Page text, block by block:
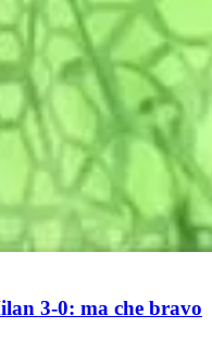
3-0: ma che bravo